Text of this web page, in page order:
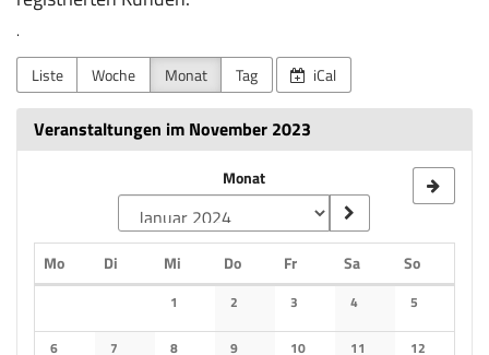
.
Liste
Woche Monat Tag iCal
Veranstaltungen im November 2023
Monat
MoMontag
Di Dienstag
Mi Mittwoch
DoDonnerstag
FrFreitag SaSamstag
SoSonntag
1
Keine Veranstaltungen
2
Keine Veranstaltungen
3
Keine Veranstaltungen
4
Keine Veranstaltungen
5
Keine
6 7 8 9 10 11 12